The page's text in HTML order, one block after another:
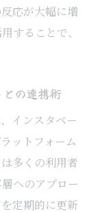
応が大幅に増
することで、
の連携術
インスタベー
ットフォーム
多くの利用者
へのアプロー
定期的に更新